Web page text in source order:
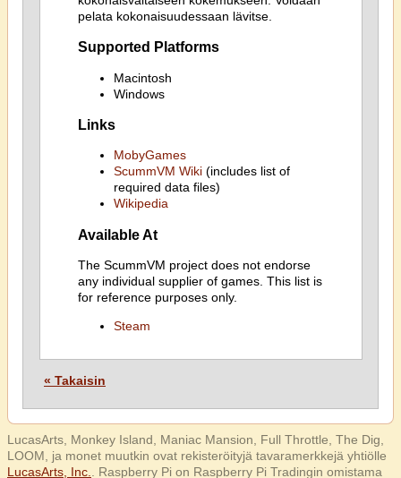
pelata kokonaisuudessaan lävitse.
Supported Platforms
Macintosh
Windows
Links
MobyGames
ScummVM Wiki(includes list of
required data files)
Wikipedia
Available At
The ScummVM project does not endorse
any individual supplier of games. This list is
for reference purposes only.
Steam
« Takaisin
LucasArts, Monkey Island, Maniac Mansion, Full Throttle, The Dig,
LOOM, ja monet muutkin ovat rekisteröityjä tavaramerkkejä yhtiölle
LucasArts, Inc.
. Raspberry Pi on Raspberry Pi Tradingin omistama